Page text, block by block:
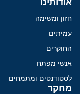
חזון ומשימה
עמיתים
החוקרים
אנשי מפתח
לסטודנטים ומתמחים
מחקר